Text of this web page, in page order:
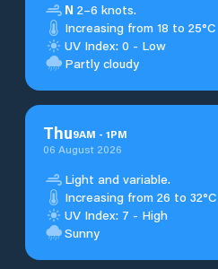
N 2–6 knots.
Increasing from 18 to 25°C
UV Index: 0 - Low
Partly cloudy
Thu9AM - 1PM
06 August 2026
Light and variable.
Increasing from 26 to 32°C
UV Index: 7 - High
Sunny